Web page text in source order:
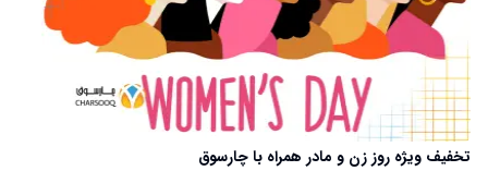
تخفیف ویژه روز زن و مادر همراه با چارسوق